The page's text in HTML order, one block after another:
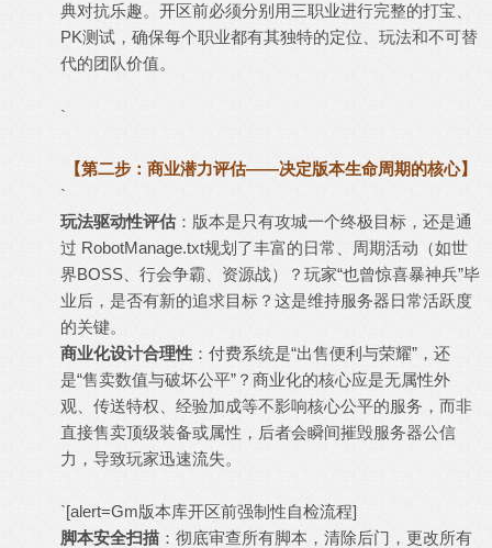
典对抗乐趣。开区前必须分别用三职业进行完整的打宝、
PK测试，确保每个职业都有其独特的定位、玩法和不可替
代的团队价值。
`
【第二步：商业潜力评估——决定版本生命周期的核心】
`
玩法驱动性评估 ：版本是只有攻城一个终极目标，还是通
过 RobotManage.txt规划了丰富的日常、周期活动（如世
界BOSS、行会争霸、资源战）？玩家“也曾惊喜暴神兵”毕
业后，是否有新的追求目标？这是维持服务器日常活跃度
的关键。
商业化设计合理性 ：付费系统是“出售便利与荣耀”，还
是“售卖数值与破坏公平”？商业化的核心应是无属性外
观、传送特权、经验加成等不影响核心公平的服务，而非
直接售卖顶级装备或属性，后者会瞬间摧毁服务器公信
力，导致玩家迅速流失。
`[alert=Gm版本库开区前强制性自检流程]
脚本安全扫描 ：彻底审查所有脚本，清除后门，更改所有